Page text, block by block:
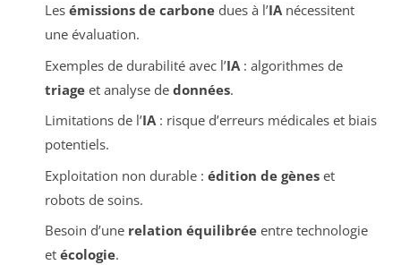
Les émissions de carbonedues à l’IAnécessitent
une évaluation.
Exemples de durabilité avec l’IA: algorithmes de
triageet analyse de données.
Limitations de l’IA: risque d’erreurs médicales et biais
potentiels.
Exploitation non durable : édition de gèneset
robots de soins.
Besoin d’une relation équilibréeentre technologie
et écologie.